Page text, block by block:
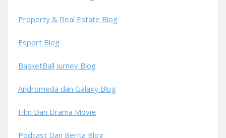
Property & Real Estate Blog
Esport Blog
BasketBall Jurney Blog
Andromeda dan Galaxy Blog
Film Dan Drama Movie
Podcast Dan Berita Blog